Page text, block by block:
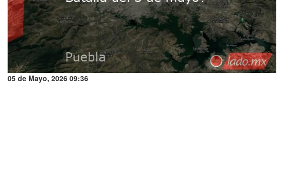
05 de Mayo, 2026 09:36